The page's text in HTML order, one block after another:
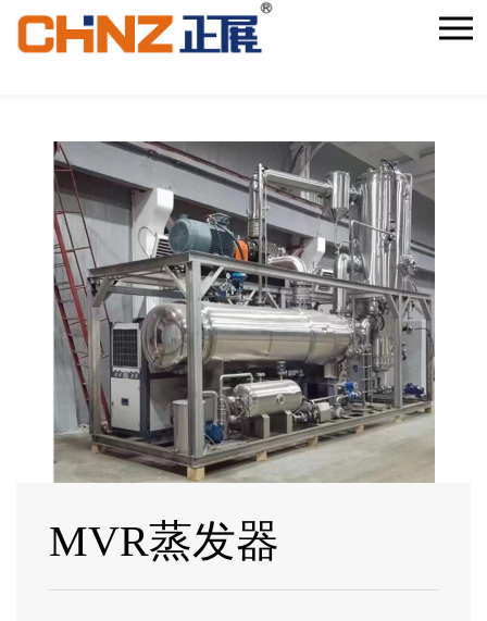
MVR蒸发器